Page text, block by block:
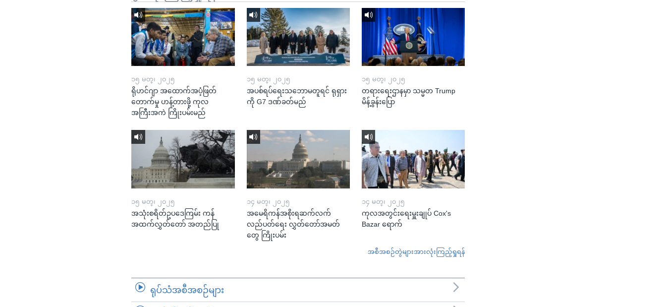
၁၅ မတ္၊ ၂၀၂၅
ရိုဟင်ဂျာ အထောက်အပံ့ဖြတ်
တောက်မှု ဟန့်တားဖို့ ကုလ
အကြီးအကဲ ကြိုးပမ်းမည်
၁၅ မတ္၊ ၂၀၂၅
အပစ်ရပ်ရေးသဘောမတူရင် ရုရှား
ကို G7 ဒဏ်ခတ်မည်
၁၅ မတ္၊ ၂၀၂၅
တရားရေးဌာနမှာ သမ္မတ Trump
မိန့်ခွန်းပြော
၁၅ မတ္၊ ၂၀၂၅
အသုံးစရိတ်ဥပဒေကြမ်း ကန်
အထက်လွှတ်တော် အတည်ပြု
၁၄ မတ္၊ ၂၀၂၅
အမေရိကန်အစိုးရဆက်လက်
လည်ပတ်ရေး လွှတ်တော်အမတ်
တွေ ကြိုးပမ်း
၁၄ မတ္၊ ၂၀၂၅
ကုလအတွင်းရေးမှူးချုပ် Cox's
Bazar ရောက်
အစီအစဉ်တွဲများအားလုံးကြည့်ရှုရန်
ရုပ်သံအစီအစဉ်များ